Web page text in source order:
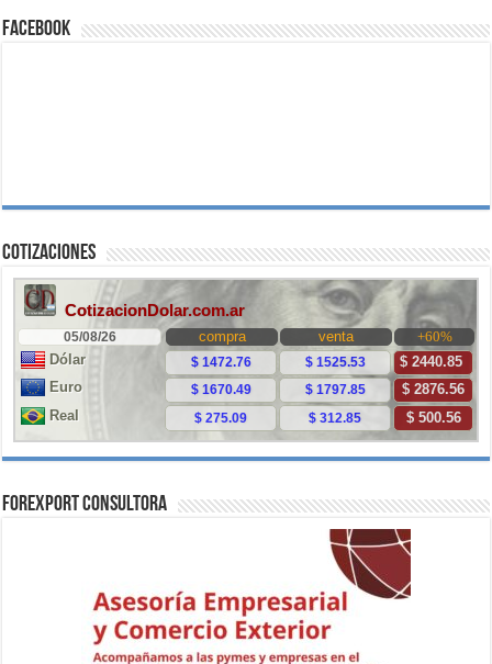
Facebook
Cotizaciones
ForExport Consultora